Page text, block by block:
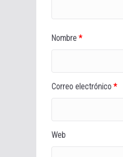
Nombre *
Correo electrónico *
Web